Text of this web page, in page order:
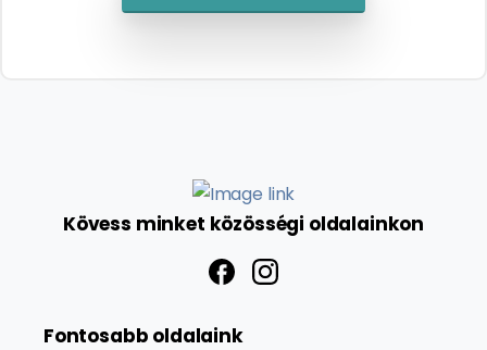
Kövess minket közösségi oldalainkon
Fontosabb oldalaink